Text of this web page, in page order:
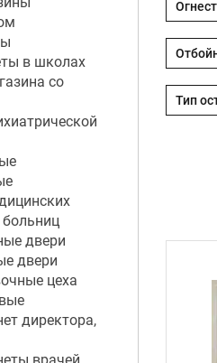
в школах
со
двери
двери
цеха
директора,